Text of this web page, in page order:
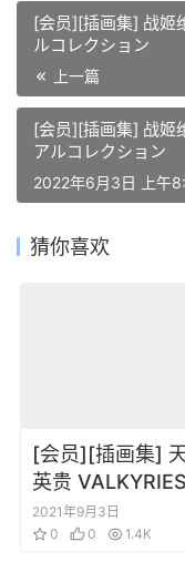
[会员][插画集] 战姬
ルコレクション
上一篇
[会员][插画集] 战姬
アルコレクション
2022年6月3日 上午
猜你喜欢
[会员][插画集]
英贵
Third Sortie- マ
ス画集
2021年9月3日
0
0 1.4K